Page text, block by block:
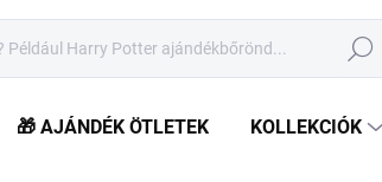
Keresés
🎁 AJÁNDÉK ÖTLETEK KOLLEKCIÓK